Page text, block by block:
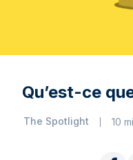
Qu’est-ce
The Spotlight 10